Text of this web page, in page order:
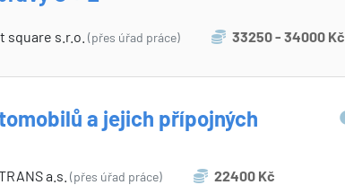
square s.r.o. (přes úřad práce) 33250 - 34000 Kč
a jejich přípojných
a.s. (přes úřad práce) 22400 Kč